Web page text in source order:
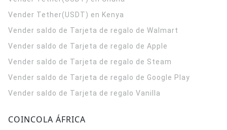
Vender Tether(USDT) en Kenya
Vender saldo de Tarjeta de regalo de Walmart
Vender saldo de Tarjeta de regalo de Apple
Vender saldo de Tarjeta de regalo de Steam
Vender saldo de Tarjeta de regalo de Google Play
Vender saldo de Tarjeta de regalo Vanilla
COINCOLA ÁFRICA